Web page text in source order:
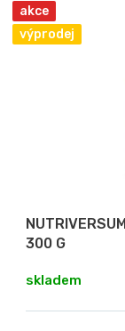
akce
výprodej
300 G
skladem